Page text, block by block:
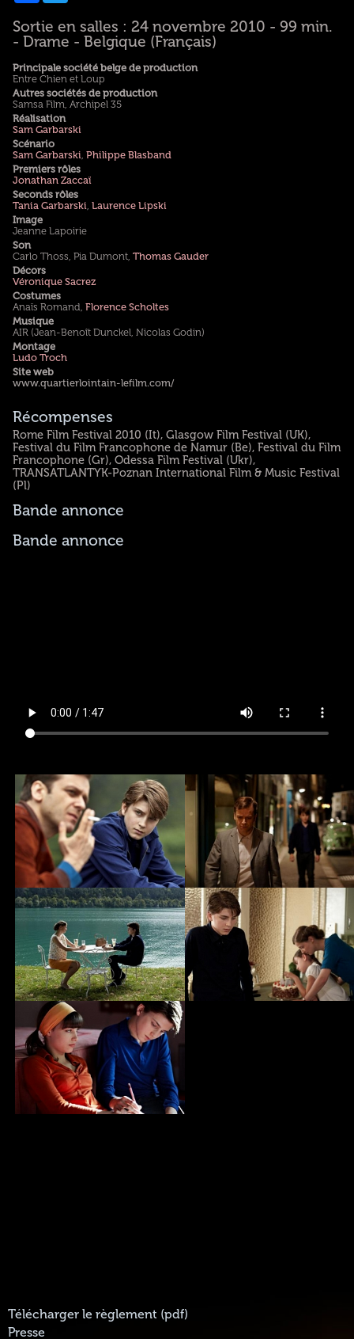
Sortie en salles : 24 novembre 2010 - 99 min.
- Drame - Belgique (Français)
Principale société belge de production
Entre Chien et Loup
Autres sociétés de production
Samsa Film, Archipel 35
Réalisation
Sam Garbarski
Scénario
Sam Garbarski Philippe Blasband
Premiers rôles
Jonathan Zaccaï
Seconds rôles
Tania Garbarski Laurence Lipski
Image
Jeanne Lapoirie
Son
Carlo Thoss, Pia Dumont, Thomas Gauder
Décors
Véronique Sacrez
Costumes
Anaïs Romand, Florence Scholtes
Musique
AIR (Jean-Benoît Dunckel, Nicolas Godin)
Montage
Ludo Troch
Site web
www.quartierlointain-lefilm.com/
Récompenses
Rome Film Festival 2010 (It), Glasgow Film Festival (UK),
Festival du Film Francophone de Namur (Be), Festival du Film
Francophone (Gr), Odessa Film Festival (Ukr),
TRANSATLANTYK-Poznan International Film & Music Festival
(Pl)
Bande annonce
Bande annonce
Télécharger le règlement (pdf)
Presse